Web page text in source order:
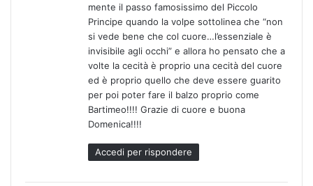
mente il passo famosissimo del Piccolo
Principe quando la volpe sottolinea che “non
si vede bene che col cuore…l’essenziale è
invisibile agli occhi” e allora ho pensato che a
volte la cecità è proprio una cecità del cuore
ed è proprio quello che deve essere guarito
per poi poter fare il balzo proprio come
Bartimeo!!!! Grazie di cuore e buona
Domenica!!!!
Accedi per rispondere